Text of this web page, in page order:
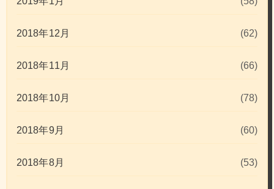
2018年12月 (62)
2018年11月 (66)
2018年10月 (78)
2018年9月 (60)
2018年8月 (53)